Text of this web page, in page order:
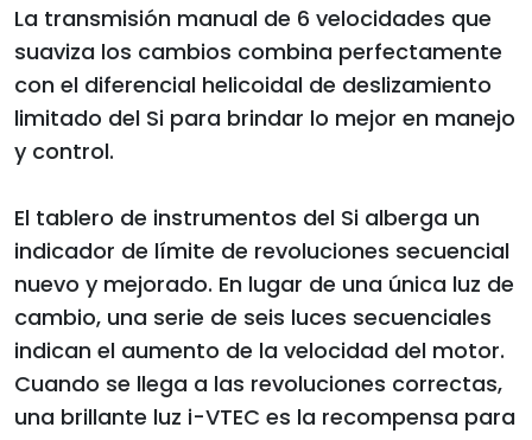
La transmisión manual de 6 velocidades que
suaviza los cambios combina perfectamente
con el diferencial helicoidal de deslizamiento
limitado del Si para brindar lo mejor en manejo
y control.
El tablero de instrumentos del Si alberga un
indicador de límite de revoluciones secuencial
nuevo y mejorado. En lugar de una única luz de
cambio, una serie de seis luces secuenciales
indican el aumento de la velocidad del motor.
Cuando se llega a las revoluciones correctas,
una brillante luz i-VTEC es la recompensa para